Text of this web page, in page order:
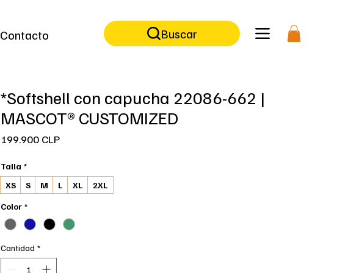
Contacto Buscar
*Softshell con capucha 22086-662 |
MASCOT® CUSTOMIZED
199.900 CLPPrecio
Talla *
XS
S M L XL 2XL
Color *
Cantidad *